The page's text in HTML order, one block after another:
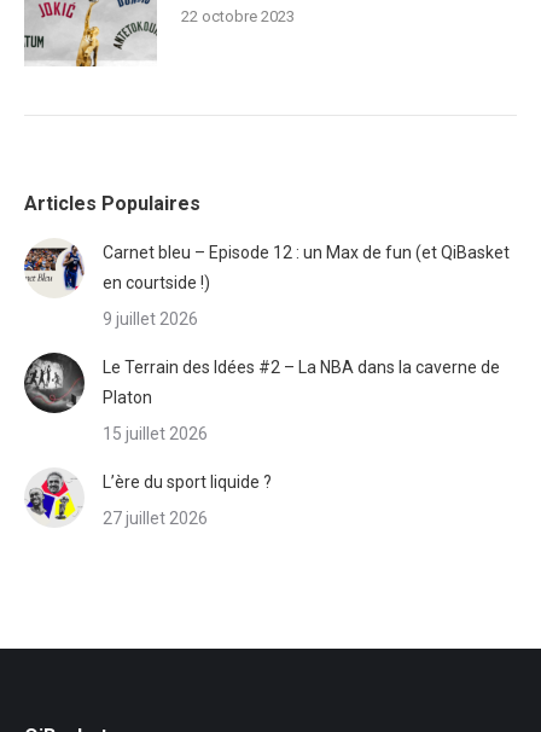
22 octobre 2023
Articles Populaires
Carnet bleu – Episode 12 : un Max de fun (et QiBasket
en courtside !)
9 juillet 2026
Le Terrain des Idées #2 – La NBA dans la caverne de
Platon
15 juillet 2026
L’ère du sport liquide ?
27 juillet 2026